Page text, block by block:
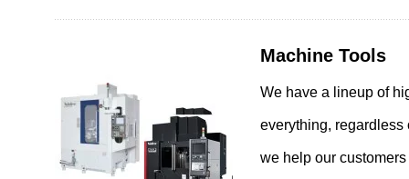
Machine Tools
We have a lineup of
everything, regardless
we help our
社交媒体官方账号